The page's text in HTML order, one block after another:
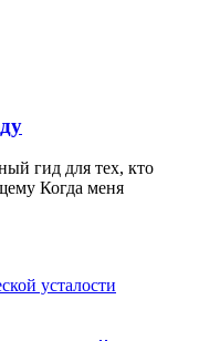
гид для тех, кто
Когда меня